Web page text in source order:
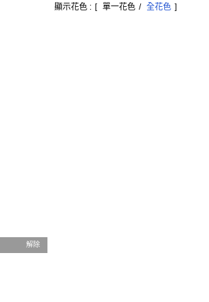
解除
顯示花色 : [ 單一花色 / 全花色 ]